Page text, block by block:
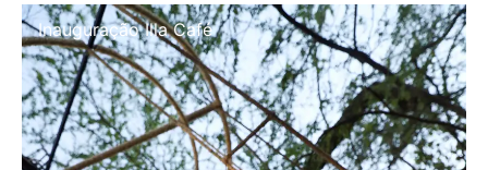
Inauguração Illa Café